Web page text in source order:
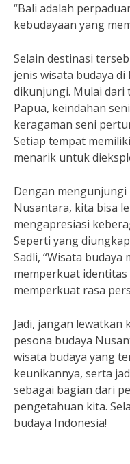
“Bali adalah
kebudayaan yang
Selain destinasi
jenis wisata budaya
dikunjungi. Mulai dari
Papua, keindahan
keragaman seni
Setiap tempat
menarik untuk
Dengan mengunjungi
Nusantara, kita bisa
mengapresiasi
Seperti yang
Sadli, “Wisata
memperkuat identitas
memperkuat rasa
Jadi, jangan lewatkan
pesona budaya
wisata budaya yang
keunikannya, serta
sebagai bagian dari
pengetahuan kita.
budaya Indonesia!